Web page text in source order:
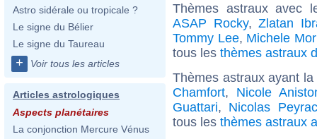
Astro sidérale ou tropicale ?
Le signe du Bélier
Le signe du Taureau
+ Voir tous les articles
Articles astrologiques
Aspects planétaires
La conjonction Mercure Vénus
Thèmes astraux avec
ASAP Rocky,Zlatan
Tommy Lee, Michele
tous les thèmes astraux
Thèmes astraux ayant
Chamfort, Nicole
Guattari, Nicolas Peyrac
tous les thèmes astraux